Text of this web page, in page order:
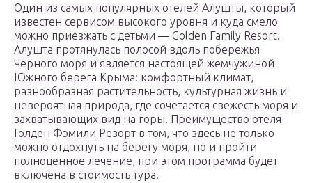
Один из самых популярных отелей Алушты, который
известен сервисом высокого уровня и куда смело
можно приезжать с детьми — Golden Family Resort.
Алушта протянулась полосой вдоль побережья
Черного моря и является настоящей жемчужиной
Южного берега Крыма: комфортный климат,
разнообразная растительность, культурная жизнь и
невероятная природа, где сочетается свежесть моря и
захватывающих вид на горы. Преимущество отеля
Голден Фэмили Резорт в том, что здесь не только
можно отдохнуть на берегу моря, но и пройти
полноценное лечение, при этом программа будет
включена в стоимость тура.